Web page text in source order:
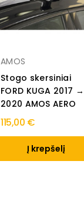
AMOS
Stogo skersiniai
FORD KUGA 2017 →
2020 AMOS AERO
115,00 €
Į krepšelį